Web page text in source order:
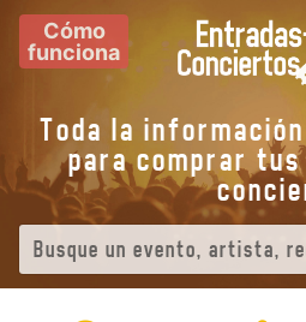
Cómo
funciona
Toda la
para comprar tus